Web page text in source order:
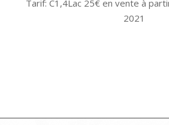
Tarif: C1,4Lac 25€ en vente à
2021